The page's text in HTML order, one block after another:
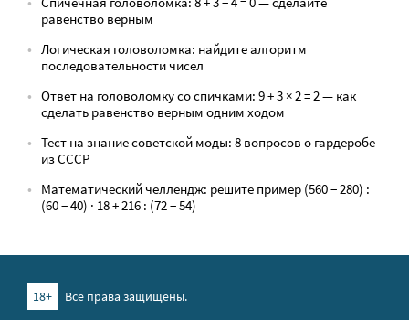
равенство верным
Логическая головоломка: найдите алгоритм
последовательности чисел
Ответ на головоломку со спичками: 9 + 3 × 2 = 2 — как
сделать равенство верным одним ходом
Тест на знание советской моды: 8 вопросов о гардеробе
из СССР
Математический челлендж: решите пример (560 − 280) :
(60 − 40) · 18 + 216 : (72 − 54)
18+
Все права защищены.